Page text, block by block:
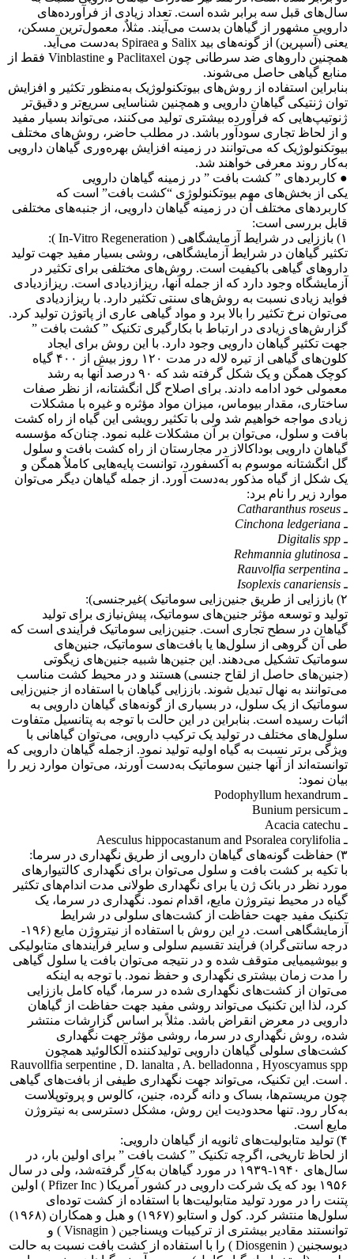
سال‌های قبل سه برابر شده است. تعداد زیادی از فرآورده‌های
دارویی مشهور از گیاهان بدست می‌آیند. مثلاٌ، معمول‌ترین مسکن،
یعنی (آسپرین)‌ از گونه‌های بید Salix و Spiraea به‌دست می‌آید.
همچنین داروهای ضد سرطانی چون Paclitaxel و Vinblastine فقط از
منابع گیاهی حاصل می‌شوند.
بنابراین استفاده از روش‌های بیوتکنولوژیک به‌منظور تکثیر و افزایش
توان ژنتیکی گیاهان دارویی و همچنین شناسایی سریع‌تر و دقیق‌تر
ژنوتیپ‌هایی که فرآورده بیشتری تولید می‌کنند، می‌تواند بسیار مفید
و از لحاظ تجاری سودآور باشد. در مطلب حاضر، روش‌های مختلف
بیوتکنولوژیک که می‌توانند در زمینه افزایش بهره‌وری گیاهان دارویی
به‌کار روند معرفی خواهند شد.
● کاربردهای ” کشت بافت ” در زمینه گیاهان دارویی
یکی از بخش‌های مهم بیوتکنولوژی “کشت بافت” است که
کاربردهای مختلف آن در زمینه گیاهان دارویی، از جنبه‌های مختلفی
قابل بررسی است:
۱) باززایی در شرایط آزمایشگاهی ( In-Vitro Regeneration ):
تکثیر گیاهان در شرایط آزمایشگاهی، روشی بسیار مفید جهت تولید
داروهای گیاهی باکیفیت است. روش‌های مختلفی برای تکثیر در
آزمایشگاه وجود دارد که از جمله‌ آنها، ریزازدیادی است. ریزازدیادی
فواید زیادی نسبت به روش‌های سنتی تکثیر دارد. با ریزازدیادی
می‌توان نرخ تکثیر را بالا برد و مواد گیاهی عاری از پاتوژن تولید کرد.
گزارش‌های زیادی در ارتباط با بکارگیری تکنیک ” کشت بافت ”
جهت تکثیر گیاهان دارویی وجود دارد. با این روش برای ایجاد
کلون‌های گیاهی از تیره لاله در مدت ۱۲۰ روز بیش از ۴۰۰ گیاه
کوچک همگن و یک شکل گرفته شد که ۹۰ درصد آنها به رشد
معمولی خود ادامه دادند. برای اصلاح گل انگشتانه، از نظر صفات
ساختاری، مقدار بیوماس، میزان مواد مؤثره و غیره با مشکلات
زیادی مواجه خواهیم شد ولی با تکثیر رویشی این گیاه از راه کشت
بافت و سلول، می‌توان بر آن مشکلات غلبه نمود. چنان‌که مؤسسه
گیاهان دارویی بوداکالاز در مجارستان از راه کشت بافت و سلول
گل انگشتانه موسوم به آکسفورد، توانست پایه‌هایی کاملاٌ همگن و
یک شکل از گیاه مذکور به‌دست آورد. از جمله گیاهان دیگر می‌توان
موارد زیر را نام برد:
ـ Catharanthus roseus
ـ Cinchona ledgeriana
ـ Digitalis spp
ـ Rehmannia glutinosa
ـ Rauvolfia serpentina
ـ Isoplexis canariensis
۲) باززایی از طریق جنین‌‌زایی سوماتیک )غیرجنسی):
تولید و توسعه مؤثر جنین‌های سوماتیک، پیش‌نیازی برای تولید
گیاهان در سطح تجاری است. جنین‌زایی سوماتیک فرآیندی است که
طی آن گروهی از سلول‌ها یا بافت‌های سوماتیک، جنین‌های
سوماتیک تشکیل می‌دهند. این جنین‌ها شبیه جنین‌های زیگوتی
(جنین‌های حاصل از لقاح جنسی) هستند و در محیط کشت مناسب
می‌توانند به نهال تبدیل شوند. باززایی گیاهان با استفاده از جنین‌زایی
سوماتیک از یک سلول، در بسیاری از گونه‌های گیاهان دارویی به
اثبات رسیده است. بنابراین در این حالت با توجه به پتانسیل متفاوت
سلول‌های مختلف در تولید یک ترکیب دارویی، می‌توان گیاهانی با
ویژگی برتر نسبت به گیاه اولیه تولید نمود. ازجمله گیاهان دارویی که
توانسته‌اند از آنها جنین سوماتیک به‌دست آورند، می‌توان موارد زیر را
بیان نمود:
ـ Podophyllum hexandrum
ـ Bunium persicum
ـ Acacia catechu
ـ Aesculus hippocastanum and Psoralea corylifolia
۳) حفاظت گونه‌های گیاهان دارویی از طریق نگهداری در سرما:
با تکیه بر کشت بافت و سلول می‌توان برای نگهداری کالتیوارهای
مورد نظر در بانک ژن یا برای نگهداری طولانی مدت اندام‌های تکثیر
گیاه در محیط نیتروژن مایع، اقدام نمود. نگهداری در سرما، یک
تکنیک مفید جهت حفاظت از کشت‌های سلولی در شرایط
آزمایشگاهی است. در این روش با استفاده از نیتروژن مایع (۱۹۶-
درجه سانتی‌گراد) فرآیند تقسیم سلولی و سایر فرآیندهای متابولیکی
و بیوشیمیایی متوقف شده و در نتیجه می‌توان بافت یا سلول گیاهی
را مدت زمان بیشتری نگهداری و حفظ نمود. با توجه به اینکه
می‌توان از کشت‌های نگهداری شده در سرما، گیاه کامل باززایی
کرد، لذا این تکنیک می‌تواند روشی مفید جهت حفاظت از گیاهان
دارویی در معرض انقراض باشد. مثلاً بر اساس گزارشات منتشر
شده، روش نگهداری در سرما، روشی مؤثر جهت نگهداری
کشت‌های سلولی گیاهان دارویی تولیدکننده آلکالوئید همچون
Rauvollfia serpentine , D. lanalta , A. belladonna , Hyoscyamus spp
. است. این تکنیک، می‌تواند جهت نگهداری طیفی از بافت‌های گیاهی
چون مریستم‌ها، بساک و دانه گرده، جنین، کالوس و پروتوپلاست
به‌کار رود. تنها محدودیت این روش، مشکل دسترسی به نیتروژن
مایع است.
۴) تولید متابولیت‌های ثانویه از گیاهان دارویی:
از لحاظ تاریخی، اگرچه تکنیک ” کشت بافت ” برای اولین بار، در
سال‌های ۱۹۴۰-۱۹۳۹ در مورد گیاهان به‌کار گرفته‌شد، ولی در سال
۱۹۵۶ بود که یک شرکت دارویی در کشور آمریکا ( Pfizer Inc ) اولین
پتنت را در مورد تولید متابولیت‌ها با استفاده از کشت توده‌ای
سلول‌ها منتشر کرد. کول و استابو (۱۹۶۷) و هبل و همکاران (۱۹۶۸)
توانستند مقادیر بیشتری از ترکیبات ویسناجین ( Visnagin ) و
دیوسجنین ( Diosgenin ) را با استفاده از کشت بافت نسبت به حالت